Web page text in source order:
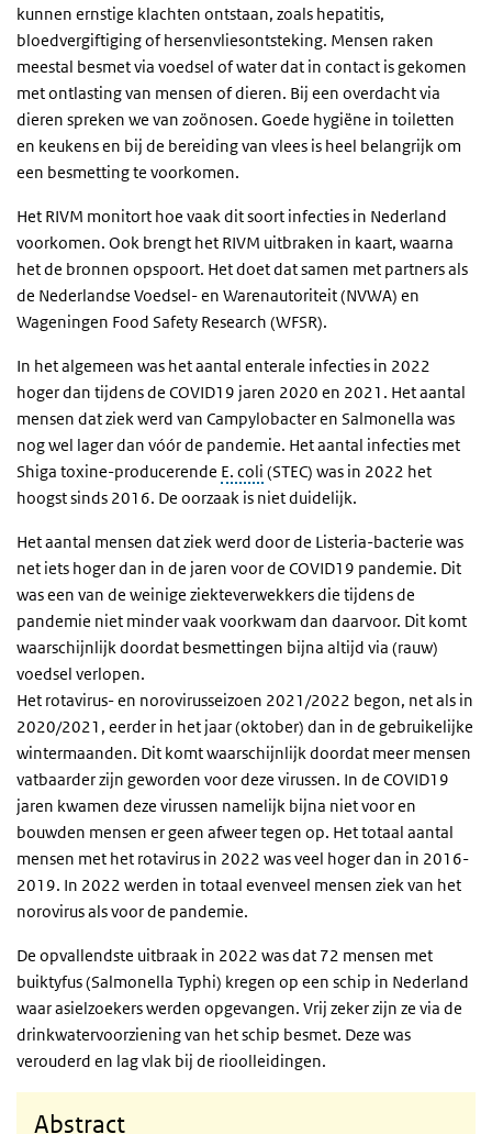
kunnen ernstige klachten ontstaan, zoals hepatitis,
bloedvergiftiging of hersenvliesontsteking. Mensen raken
meestal besmet via voedsel of water dat in contact is gekomen
met ontlasting van mensen of dieren. Bij een overdacht via
dieren spreken we van zoönosen. Goede hygiëne in toiletten
en keukens en bij de bereiding van vlees is heel belangrijk om
een besmetting te voorkomen.
Het RIVM monitort hoe vaak dit soort infecties in Nederland
voorkomen. Ook brengt het RIVM uitbraken in kaart, waarna
het de bronnen opspoort. Het doet dat samen met partners als
de Nederlandse Voedsel- en Warenautoriteit (NVWA) en
Wageningen Food Safety Research (WFSR).
In het algemeen was het aantal enterale infecties in 2022
hoger dan tijdens de COVID19 jaren 2020 en 2021. Het aantal
mensen dat ziek werd van Campylobacter en Salmonella was
nog wel lager dan vóór de pandemie. Het aantal infecties met
Shiga toxine-producerende E. coli (STEC) was in 2022 het
hoogst sinds 2016. De oorzaak is niet duidelijk.
Het aantal mensen dat ziek werd door de Listeria-bacterie was
net iets hoger dan in de jaren voor de COVID19 pandemie. Dit
was een van de weinige ziekteverwekkers die tijdens de
pandemie niet minder vaak voorkwam dan daarvoor. Dit komt
waarschijnlijk doordat besmettingen bijna altijd via (rauw)
voedsel verlopen.
Het rotavirus- en norovirusseizoen 2021/2022 begon, net als in
2020/2021, eerder in het jaar (oktober) dan in de gebruikelijke
wintermaanden. Dit komt waarschijnlijk doordat meer mensen
vatbaarder zijn geworden voor deze virussen. In de COVID19
jaren kwamen deze virussen namelijk bijna niet voor en
bouwden mensen er geen afweer tegen op. Het totaal aantal
mensen met het rotavirus in 2022 was veel hoger dan in 2016-
2019. In 2022 werden in totaal evenveel mensen ziek van het
norovirus als voor de pandemie.
De opvallendste uitbraak in 2022 was dat 72 mensen met
buiktyfus (Salmonella Typhi) kregen op een schip in Nederland
waar asielzoekers werden opgevangen. Vrij zeker zijn ze via de
drinkwatervoorziening van het schip besmet. Deze was
verouderd en lag vlak bij de rioolleidingen.
Abstract